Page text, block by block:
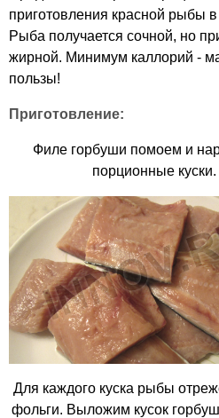
приготовления красной рыбы
Рыба получается сочной, но
жирной. Минимум каллорий -
пользы!
Приготовление:
Филе горбуши помоем и
порционные куски.
Для каждого куска рыбы
фольги. Выложим кусок